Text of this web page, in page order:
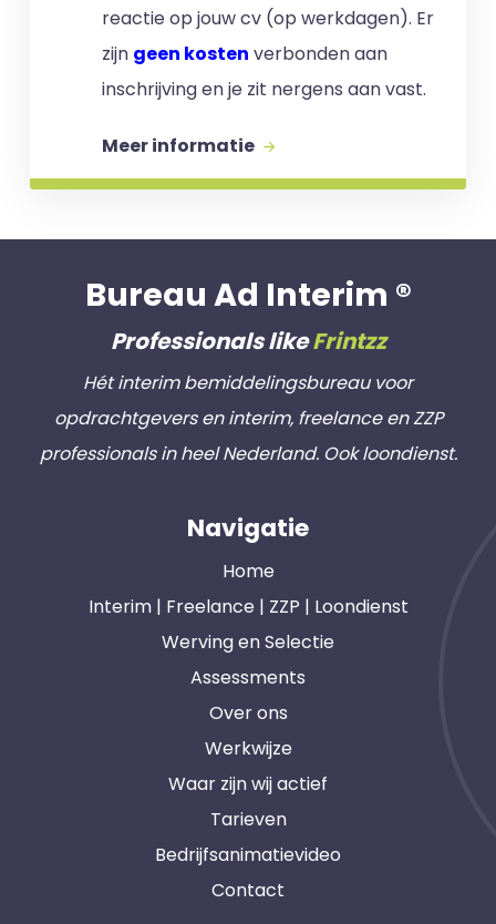
reactie op jouw cv (op werkdagen). Er
zijn geen kosten verbonden aan
inschrijving en je zit nergens aan vast.
Meer informatie
Bureau Ad Interim ®
Professionals likeFrintzz
Hét interim bemiddelingsbureau voor
opdrachtgevers en interim, freelance en ZZP
professionals in heel Nederland. Ook loondienst.
Navigatie
Home
Interim | Freelance | ZZP | Loondienst
Werving en Selectie
Assessments
Over ons
Werkwijze
Waar zijn wij actief
Tarieven
Bedrijfsanimatievideo
Contact